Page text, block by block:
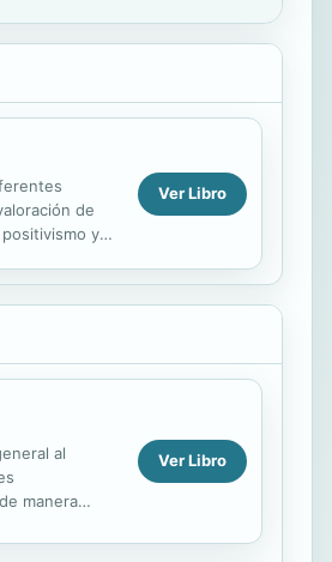
de
y
Ver Libro
al
manera
Ver Libro